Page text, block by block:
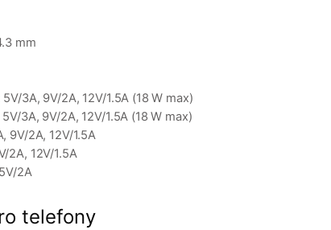
mm
3A, 9V/2A, 12V/1.5A (18 W max)
3A, 9V/2A, 12V/1.5A (18 W max)
9V/2A, 12V/1.5A
2A, 12V/1.5A
2A
telefony